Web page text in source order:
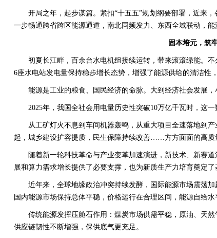
开局之年，起步谋篇。紧扣“十五五”规划纲要部署，近来
一步畅通跨省跨区能源通道，南北同频发力、东西全域联动，能
固本培元，筑
初夏长江畔，百余台水电机组接续运转，带来滚滚绿能。
6座水电站发电量保持稳步增长态势，增强了能源供给的清洁性
能源是工业的粮食、国民经济的命脉。大到经济社会发展，
2025年，我国全社会用电量历史性突破10万亿千瓦时，这
从工矿灯火不息到车间机器轰鸣，从重大项目全速落地到
起，城乡建设扩容提质，民生保障持续改善……方方面面的高质
随着新一轮科技革命与产业变革加速演进，新技术、新赛
展和算力需求增长提供了必要支撑，也为新质生产力培育奠定了
近年来，全球地缘政治冲突持续发酵，国际能源市场震荡
国内能源市场保持总体平稳，价格运行在合理区间，能源自给水
传统能源发挥压舱石作用：煤炭市场供需平稳，原油、天
供应链韧性不断增强，保供底气更充足。